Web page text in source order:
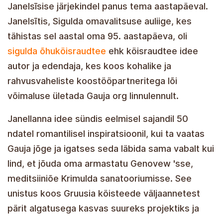
Janelsīsise järjekindel panus tema aastapäeval.
Janelsītis, Sigulda omavalitsuse auliige, kes
tähistas sel aastal oma 95. aastapäeva, oli
sigulda õhuköisraudtee ehk köisraudtee idee
autor ja edendaja, kes koos kohalike ja
rahvusvaheliste koostööpartneritega lõi
võimaluse ületada Gauja org linnulennult.
Janellanna idee sündis eelmisel sajandil 50
ndatel romantilisel inspiratsioonil, kui ta vaatas
Gauja jõge ja igatses seda läbida sama vabalt kui
lind, et jõuda oma armastatu Genovew 'sse,
meditsiiniõe Krimulda sanatooriumisse. See
unistus koos Gruusia köisteede väljaannetest
pärit algatusega kasvas suureks projektiks ja